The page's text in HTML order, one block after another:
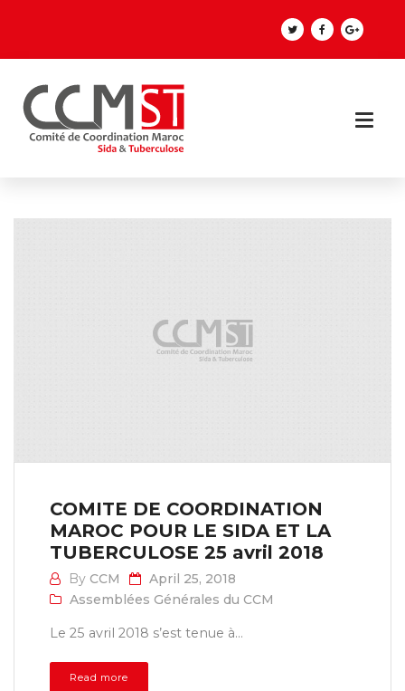
COMITE DE COORDINATION
MAROC POUR LE SIDA ET LA
TUBERCULOSE 25 avril 2018
By CCM
April 25, 2018
Assemblées Générales du CCM
Le 25 avril 2018 s’est tenue à...
Read more